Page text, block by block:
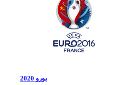
يورو 2020